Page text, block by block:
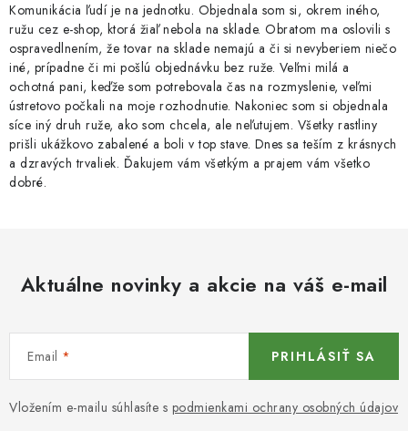
Komunikácia ľudí je na jednotku. Objednala som si, okrem iného,
ružu cez e-shop, ktorá žiaľ nebola na sklade. Obratom ma oslovili s
ospravedlnením, že tovar na sklade nemajú a či si nevyberiem niečo
iné, prípadne či mi pošlú objednávku bez ruže. Veľmi milá a
ochotná pani, keďže som potrebovala čas na rozmyslenie, veľmi
ústretovo počkali na moje rozhodnutie. Nakoniec som si objednala
síce iný druh ruže, ako som chcela, ale neľutujem. Všetky rastliny
prišli ukážkovo zabalené a boli v top stave. Dnes sa teším z krásnych
a dzravých trvaliek. Ďakujem vám všetkým a prajem vám všetko
dobré.
Aktuálne novinky a akcie na váš e-mail
Email
Vložením e-mailu súhlasíte s podmienkami ochrany osobných údajov
PRIHLÁSIŤ SA